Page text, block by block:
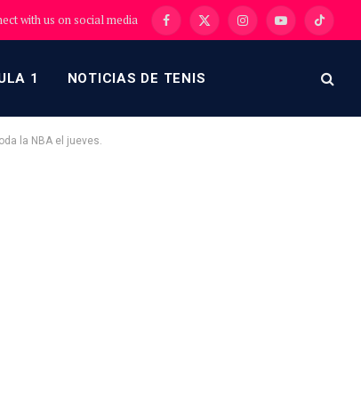
with us on social media Facebook
X
InstagramYouTubeTikTok
1 NOTICIAS DE TENIS
la NBA el jueves.